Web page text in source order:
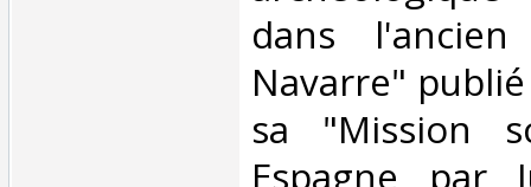
dans
Navarre"
sa "Mission
Espagne par